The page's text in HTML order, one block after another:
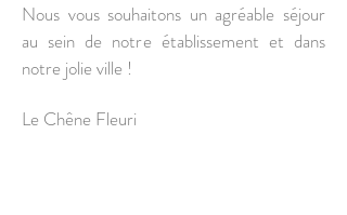
Nous vous souhaitons un agréable séjour
au sein de notre établissement et dans
notre jolie ville !
Le Chêne Fleuri